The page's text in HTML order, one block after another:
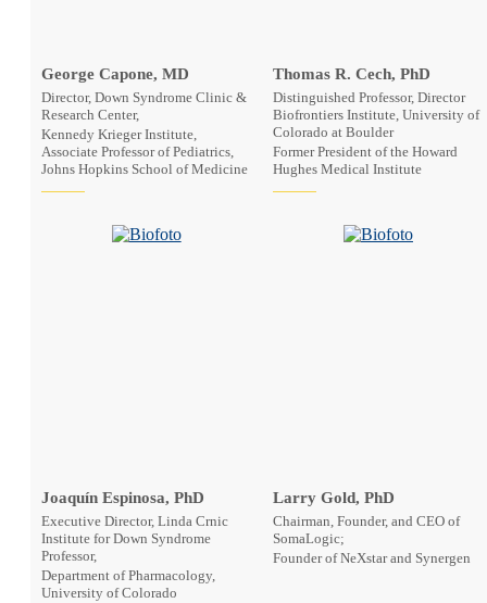
George Capone, MD
Director, Down Syndrome Clinic &
Research Center,
Kennedy Krieger Institute,
Associate Professor of Pediatrics,
Johns Hopkins School of Medicine
Thomas R. Cech, PhD
Distinguished Professor, Director
Biofrontiers Institute, University of
Colorado at Boulder
Former President of the Howard
Hughes Medical Institute
Joaquín Espinosa, PhD
Executive Director, Linda Crnic
Institute for Down Syndrome
Professor,
Department of Pharmacology,
University of Colorado
Larry Gold, PhD
Chairman, Founder, and CEO of
SomaLogic;
Founder of NeXstar and Synergen